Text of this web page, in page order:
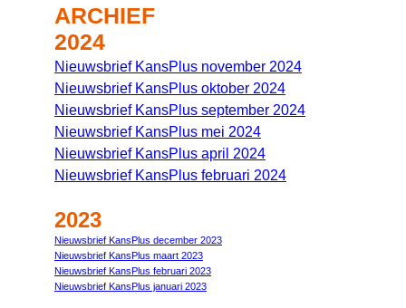
ARCHIEF
2024
Nieuwsbrief KansPlus november 2024
Nieuwsbrief KansPlus oktober 2024
Nieuwsbrief KansPlus september 2024
Nieuwsbrief KansPlus mei 2024
Nieuwsbrief KansPlus april 2024
Nieuwsbrief KansPlus februari 2024
2023
Nieuwsbrief KansPlus december 2023
Nieuwsbrief KansPlus maart 2023
Nieuwsbrief KansPlus februari 2023
Nieuwsbrief KansPlus januari 2023